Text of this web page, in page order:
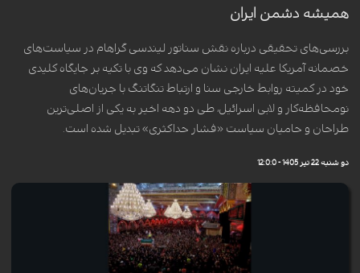
همیشه دشمن ایران
بررسی‌های تحقیقی درباره نقش سناتور لیندسی گراهام در سیاست‌های
خصمانه آمریکا علیه ایران نشان می‌دهد که وی با تکیه بر جایگاه کلیدی
خود در کمیته روابط خارجی سنا و ارتباط تنگاتنگ با جریان‌های
نومحافظه‌کار و لابی اسرائیل، طی دو دهه اخیر به یکی از اصلی‌ترین
طراحان و حامیان سیاست «فشار حداکثری» تبدیل شده است.
دو شنبه 22 تیر 1405 - 12:0:0